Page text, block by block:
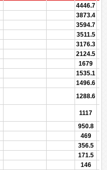
4446.7
3873.4
3594.7
3511.5
3176.3
2124.5
1679
1535.1
1496.6
1288.6
1117
950.8
469
356.5
171.5
146